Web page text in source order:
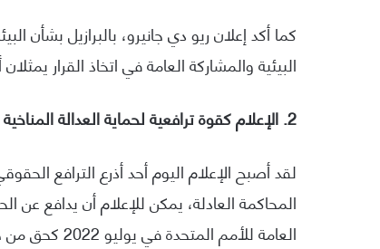
البيئية والمشاركة العامة في اتخاذ القرار
2. الإعلام كقوة ترافعية لحماية العدالة المناخية
لقد أصبح الإعلام اليوم أحد أذرع الترافع
المحاكمة العادلة، يمكن للإعلام أن يدافع
العامة للأمم المتحدة في يوليو 2022 كحق من حقوق الإنسان الأساسية.